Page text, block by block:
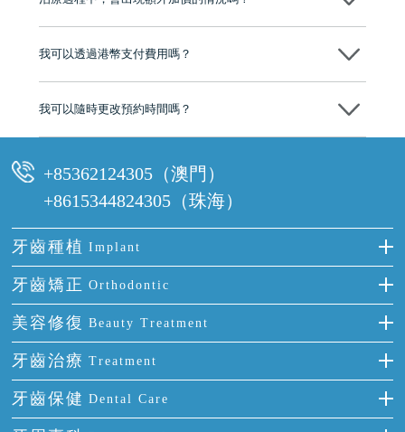
有咨詢及服務保障中心，有任何問題都可以隨時預約免費咨詢，讓人十
不會，治療前我們會詳細說明治療方案及對應的價錢，顧客同意並簽字
我可以透過港幣支付費用嗎？
我可以隨時更改預約時間嗎？
+85362124305（澳門）
+8615344824305（珠海）
牙齒種植 Implant
種牙
單顆牙缺失
門牙缺失
多顆牙缺失
半口缺失
牙齒矯正 Orthodontic
隱形箍牙
前牙反頜
牙齒擁擠
牙齒前突
美容修復 Beauty Treatment
全瓷牙
烤瓷牙
氟斑牙
牙齒治療 Treatment
補牙
智齒
牙齒保健 Dental Care